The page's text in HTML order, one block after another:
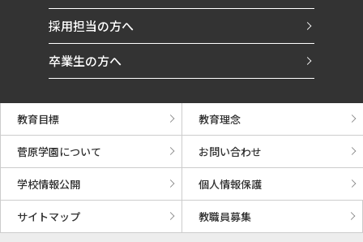
採用担当の方へ
卒業生の方へ
教育目標 教育理念
菅原学園について お問い合わせ
学校情報公開 個人情報保護
サイトマップ 教職員募集